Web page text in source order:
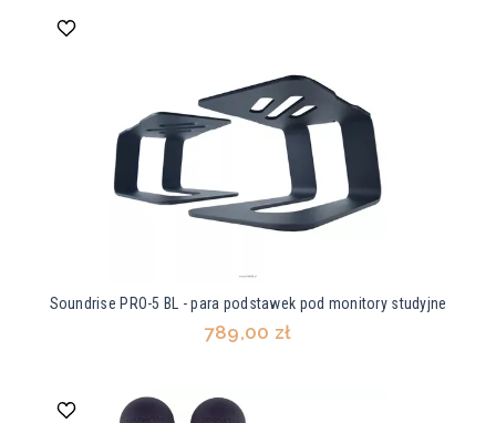
Soundrise PRO-5 BL - para podstawek pod monitory studyjne
789,00 zł